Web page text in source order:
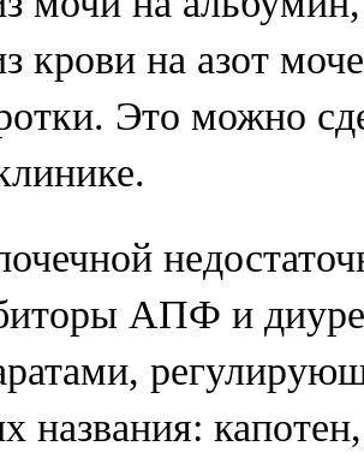
крови на азот
Это можно
АПФ и
названия: